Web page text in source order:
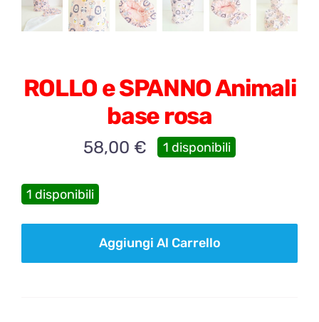
ROLLO e SPANNO Animali
base rosa
58,00 € 1 disponibili
1 disponibili
Aggiungi Al Carrello